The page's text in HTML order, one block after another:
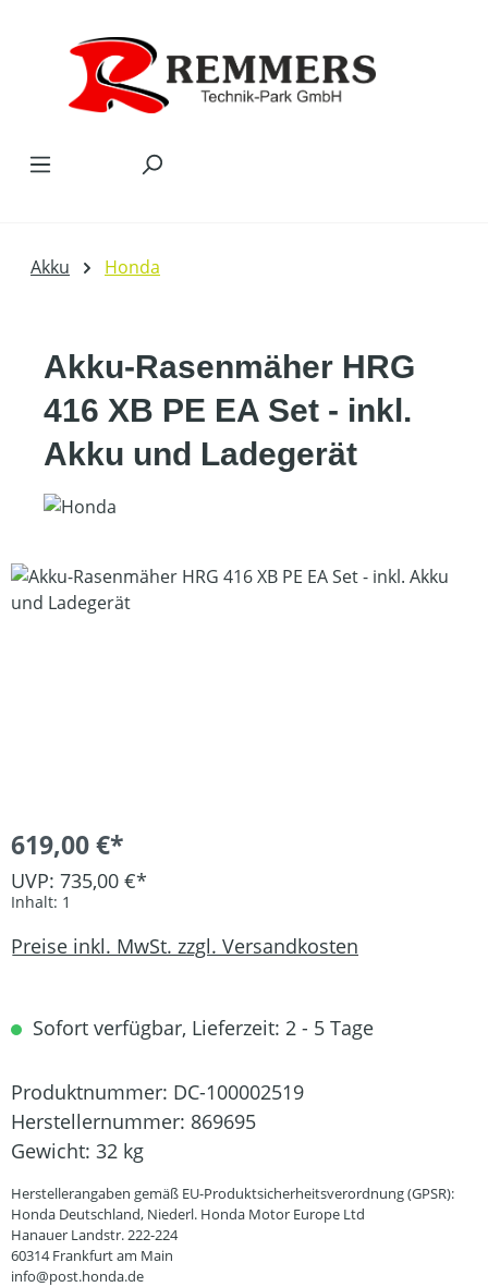
Akku Honda
Akku-Rasenmäher HRG
416 XB PE EA Set - inkl.
Akku und Ladegerät
Bildergalerie überspringen
619,00 €*
UVP: 735,00 €*
Inhalt: 1
Preise inkl. MwSt. zzgl. Versandkosten
Sofort verfügbar, Lieferzeit: 2 - 5 Tage
Produktnummer: DC-100002519
Herstellernummer: 869695
Gewicht: 32 kg
Herstellerangaben gemäß EU-Produktsicherheitsverordnung (GPSR):
Honda Deutschland, Niederl. Honda Motor Europe Ltd
Hanauer Landstr. 222-224
60314 Frankfurt am Main
info@post.honda.de